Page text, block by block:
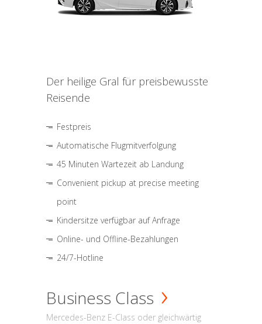
Der heilige Gral für preisbewusste
Reisende
Festpreis
Automatische Flugmitverfolgung
45 Minuten Wartezeit ab Landung
Convenient pickup at precise meeting
point
Kindersitze verfügbar auf Anfrage
Online- und Offline-Bezahlungen
24/7-Hotline
Business Class
Mercedes-Benz E-Class oder gleichwärtig